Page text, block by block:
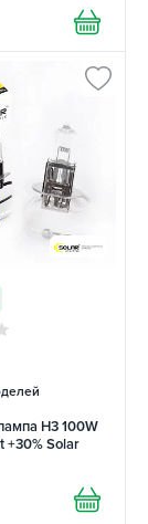
H3 100W
+30% Solar